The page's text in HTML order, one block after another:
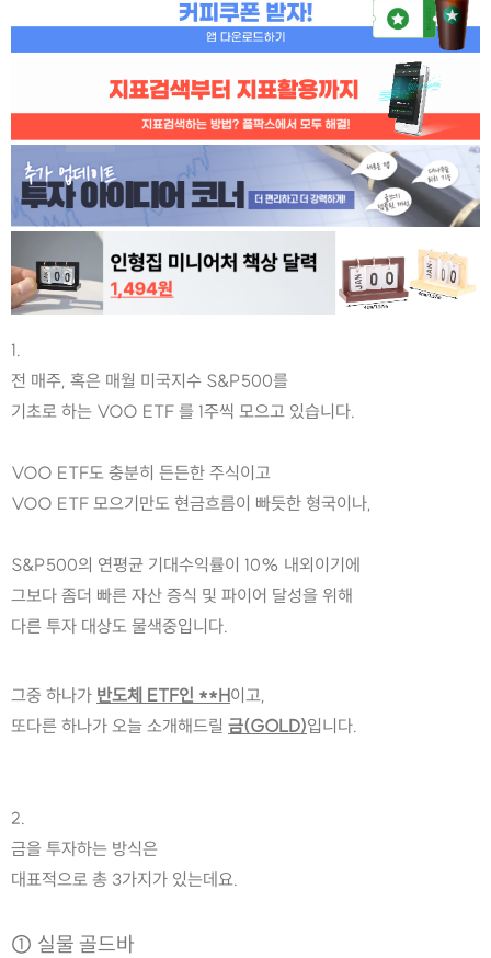
1.
전 매주, 혹은 매월 미국지수 S&P500를
기초로 하는 VOO ETF 를 1주씩 모으고 있습니다.
VOO ETF도 충분히 든든한 주식이고
VOO ETF 모으기만도 현금흐름이 빠듯한 형국이나,
S&P500의 연평균 기대수익률이 10% 내외이기에
그보다 좀더 빠른 자산 증식 및 파이어 달성을 위해
다른 투자 대상도 물색중입니다.
그중 하나가 반도체 ETF인 **H이고,
또다른 하나가 오늘 소개해드릴 금(GOLD)입니다.
2.
금을 투자하는 방식은
대표적으로 총 3가지가 있는데요.
① 실물 골드바